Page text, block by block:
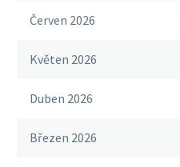
Červen 2026
Květen 2026
Duben 2026
Březen 2026